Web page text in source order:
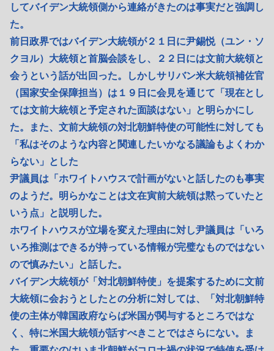
してバイデン大統領側から連絡がきたのは事実だと強調し
た。
前日政界ではバイデン大統領が２１日に尹錫悦（ユン・ソ
クヨル）大統領と首脳会談をし、２２日には文前大統領と
会うという話が出回った。しかしサリバン米大統領補佐官
（国家安全保障担当）は１９日に会見を通じて「現在とし
ては文前大統領と予定された面談はない」と明らかにし
た。また、文前大統領の対北朝鮮特使の可能性に対しても
「私はそのような内容と関連したいかなる議論もよくわか
らない」とした
尹議員は「ホワイトハウスで計画がないと話したのも事実
のようだ。明らかなことは文在寅前大統領は黙っていたと
いう点」と説明した。
ホワイトハウスが立場を変えた理由に対し尹議員は「いろ
いろ推測はできるが持っている情報が完璧なものではない
ので慎みたい」と話した。
バイデン大統領が「対北朝鮮特使」を提案するために文前
大統領に会おうとしたとの分析に対しては、「対北朝鮮特
使の主体が韓国政府ならば米国が関与するところではな
く、特に米国大統領が話すべきことではさらにない。ま